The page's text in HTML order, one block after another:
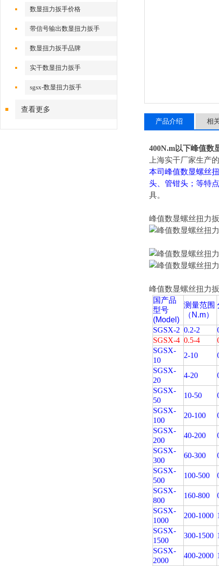
显扭力扳手
数显扭力扳手价格
带信号输出数显扭力扳手
数显扭力扳手品牌
实干数显扭力扳手
sgsx-数显扭力扳手
查看更多
产品介绍 相
400N.m以下峰值数
上海实干厂家生产
本司 峰值数显螺丝
头、管钳头；等特点
具。
峰值数显螺丝扭力
峰值数显螺丝扭力
国产品
型号
(Model)
测量范围
（N.m）
SGSX-2 0.2-2
SGSX-4 0.5-4
SGSX-
10
2-10
SGSX-
20
4-20
SGSX-
50
10-50
SGSX-
100
20-100
SGSX-
200
40-200
SGSX-
300
60-300
SGSX-
500
100-500
SGSX-
800
160-800
SGSX-
1000
200-1000
SGSX-
1500
300-1500
SGSX-
2000
400-2000